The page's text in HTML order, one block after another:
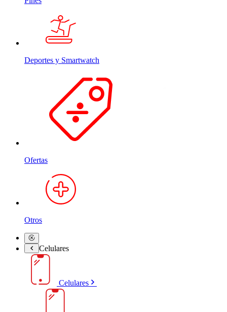
Deportes y Smartwatch
Ofertas
Otros
Celulares
Celulares